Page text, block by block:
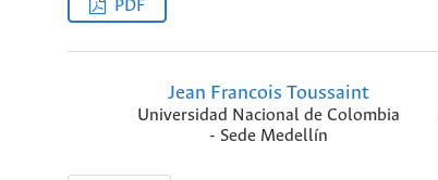
PDF
Jean Francois Toussaint
Universidad Nacional de Colombia
- Sede Medellín